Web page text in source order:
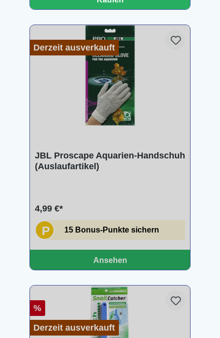
Derzeit ausverkauft
JBL Proscape Aquarien-Handschuh
(Auslaufartikel)
4,99 €*
P 15 Bonus-Punkte sichern
Ansehen
%
Derzeit ausverkauft